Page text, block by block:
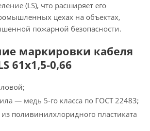
(LS), что расширяет его
цехах на объектах,
пожарной безопасности.
маркировки кабеля
61х1,5-0,66
— медь 5-го класса по ГОСТ 22483;
поливинилхлоридного пластиката